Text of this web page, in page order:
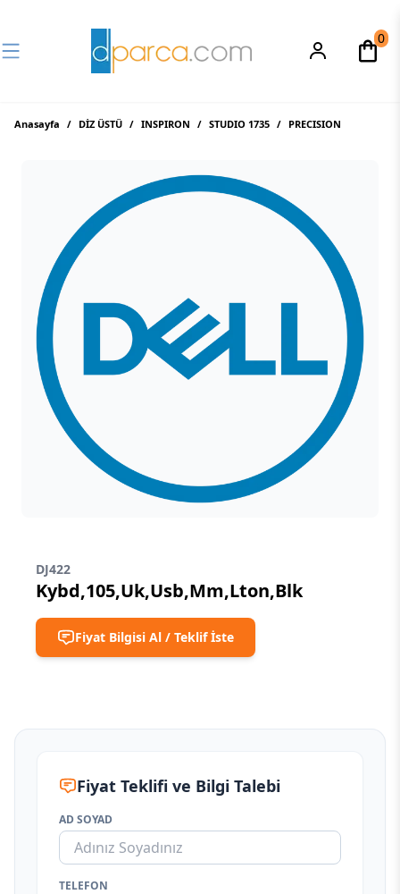
0
Anasayfa / DİZ ÜSTÜ / INSPIRON / STUDIO 1735 / PRECISION
DJ422
Kybd,105,Uk,Usb,Mm,Lton,Blk
Fiyat Bilgisi Al / Teklif İste
Fiyat Teklifi ve Bilgi Talebi
AD SOYAD
TELEFON